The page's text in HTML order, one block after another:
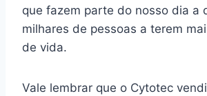
que fazem parte do nosso dia a
milhares de pessoas a terem
de vida.
Vale lembrar que o Cytotec